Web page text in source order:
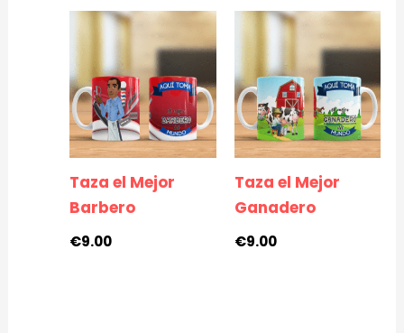
Taza el Mejor
Barbero
€9.00
Taza el Mejor
Ganadero
€9.00